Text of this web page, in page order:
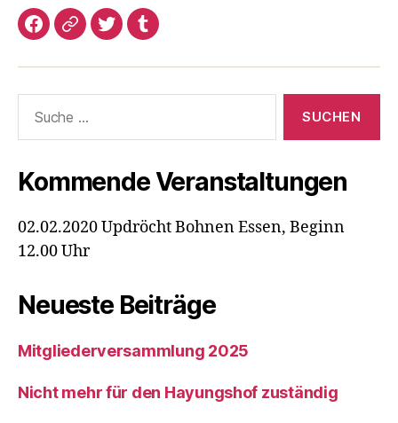
Facebook
Google+TwitterTumblr
nach:
Kommende Veranstaltungen
02.02.2020 Updröcht Bohnen Essen, Beginn
12.00 Uhr
Neueste Beiträge
Mitgliederversammlung 2025
Nicht mehr für den Hayungshof zuständig